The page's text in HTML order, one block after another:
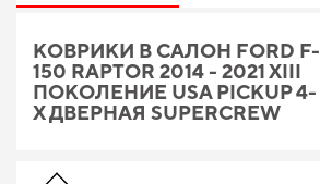
КОВРИКИ В САЛОН FORD F-
150 RAPTOR 2014 - 2021 XIII
ПОКОЛЕНИЕ USA PICKUP 4-
Х ДВЕРНАЯ SUPERCREW